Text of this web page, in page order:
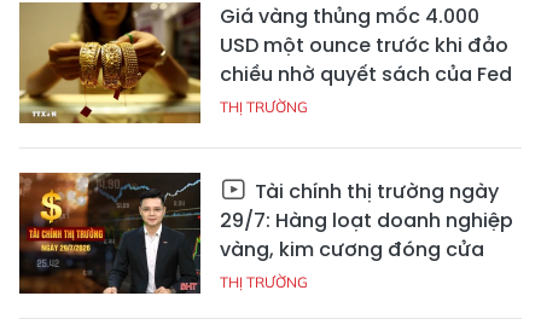
Giá vàng thủng mốc 4.000
USD một ounce trước khi đảo
chiều nhờ quyết sách của Fed
THỊ TRƯỜNG
Tài chính thị trường ngày
29/7: Hàng loạt doanh nghiệp
vàng, kim cương đóng cửa
THỊ TRƯỜNG